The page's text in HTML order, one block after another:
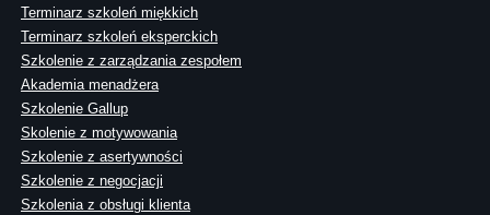
Terminarz szkoleń miękkich
Terminarz szkoleń eksperckich
Szkolenie z zarządzania zespołem
Akademia menadżera
Szkolenie Gallup
Skolenie z motywowania
Szkolenie z asertywności
Szkolenie z negocjacji
Szkolenia z obsługi klienta